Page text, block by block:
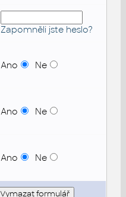
Zapomněli jste heslo?
Ano Ne
Ano Ne
Ano Ne